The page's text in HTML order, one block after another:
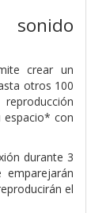
crear un
otros 100
espacio* con
durante 3
el